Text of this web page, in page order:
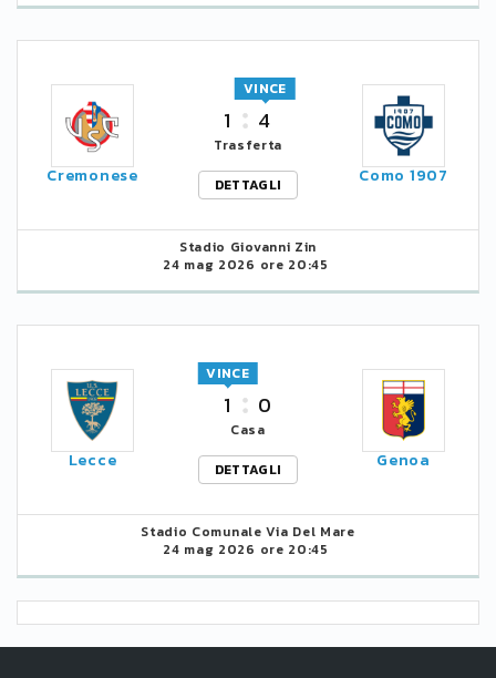
Cremonese
1 4
VINCE
Trasferta
DETTAGLI
Como 1907
Stadio Giovanni Zin
24 mag 2026 ore 20:45
Lecce
1
VINCE
0
Casa
DETTAGLI
Genoa
Stadio Comunale Via Del Mare
24 mag 2026 ore 20:45